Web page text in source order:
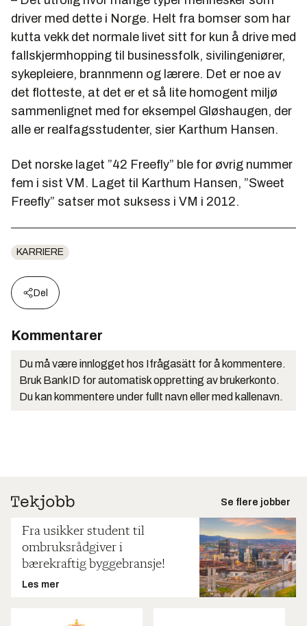
driver med dette i Norge. Helt fra bomser som har
kutta vekk det normale livet sitt for kun å drive med
fallskjermhopping til businessfolk, sivilingeniører,
sykepleiere, brannmenn og lærere. Det er noe av
det flotteste, at det er et så lite homogent miljø
sammenlignet med for eksempel Gløshaugen, der
alle er realfagsstudenter, sier Karthum Hansen.
Det norske laget ”42 Freefly” ble for øvrig nummer
fem i sist VM. Laget til Karthum Hansen, ”Sweet
Freefly” satser mot suksess i VM i 2012.
KARRIERE
Del
Kommentarer
Du må være innlogget hos Ifrågasätt for å kommentere.
Bruk BankID for automatisk oppretting av brukerkonto.
Du kan kommentere under fullt navn eller med kallenavn.
Se flere jobber
Fra usikker student til
ombruksrådgiver i
bærekraftig byggebransje!
Les mer